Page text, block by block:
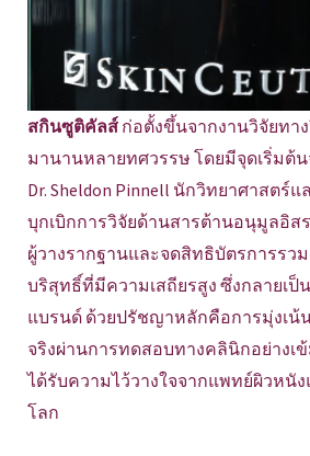
สกินซูติคัลส์ ก่อตั้งขึ้นจากงานวิจัยทา
มานานหลายทศวรรษ โดยมีจุดเริ่มต้
Dr. Sheldon Pinnell นักวิทยาศาสตร์
บุกเบิกการวิจัยด้านสารต้านอนุมูลอิสร
ผู้วางรากฐานและจดสิทธิบัตรการรว
บริสุทธิ์ที่มีความเสถียรสูง ซึ่งกลายเ
แบรนด์ ด้วยปรัชญาหลักคือการมุ่งเ
จริงผ่านการทดสอบทางคลินิกอย่างเ
ได้รับความไว้วางใจจากแพทย์ผิวหนั
โลก